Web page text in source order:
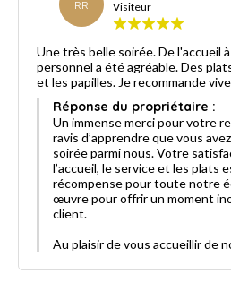
RR Visiteur
Une très belle soirée. De l'accueil à la fin du repas le
personnel a été agréable. Des plats qui ravissent les yeux
et les papilles. Je recommande
Réponse du propriétaire :
Un immense merci pour votre
ravis d’apprendre que vous
soirée parmi nous. Votre
l’accueil, le service et les plats
récompense pour toute notre
œuvre pour offrir un moment
client.
Au plaisir de vous accueillir de